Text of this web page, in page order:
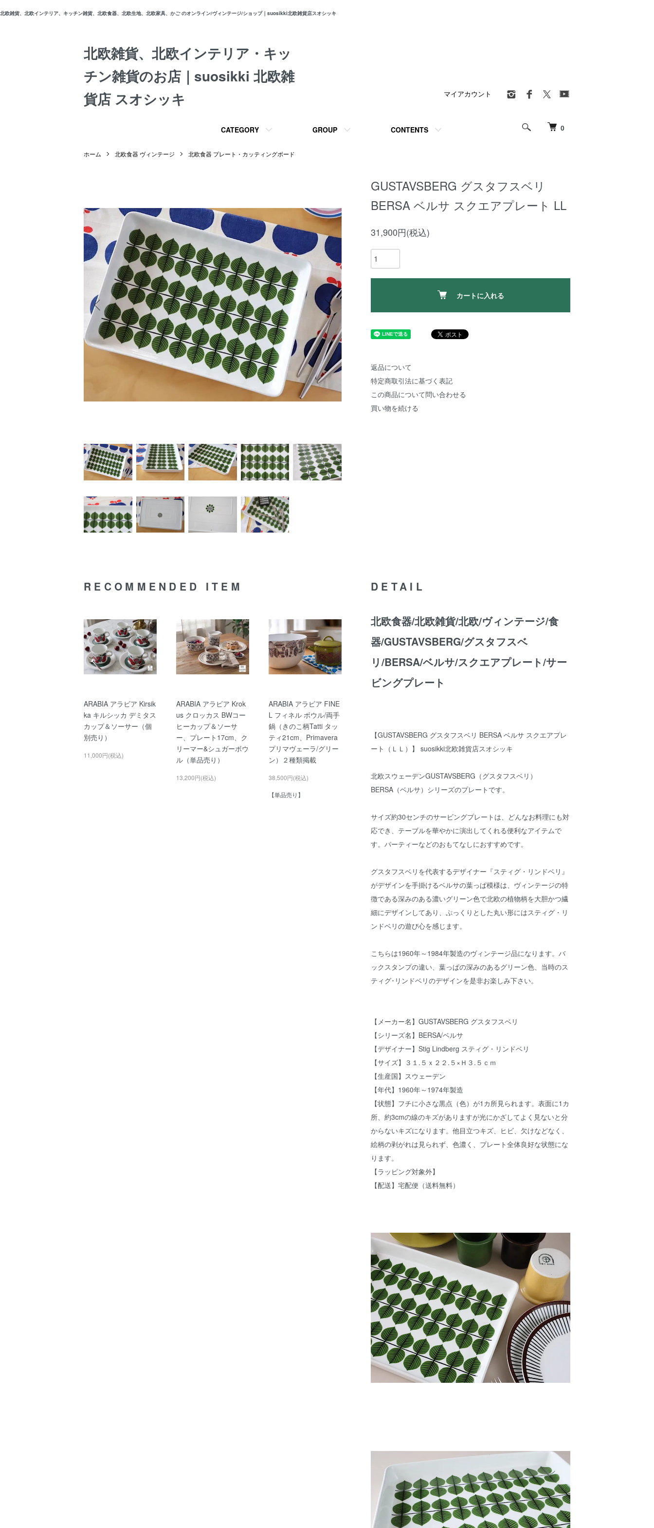
北欧雑貨、北欧インテリア、キッチン雑貨、北欧食器、北欧生地、北欧家具、かご のオンライン/ヴィンテージ/ショップ｜suosikki北欧雑貨店スオシッキ
北欧雑貨、北欧インテリア・キッ
チン雑貨のお店｜suosikki 北欧雑
貨店 スオシッキ
0
CATEGORY GROUP CONTENTS
マイアカウント
ホーム 北欧食器 ヴィンテージ 北欧食器 プレート・カッティングボード
GUSTAVSBERG グスタフスベリ
BERSA ベルサ スクエアプレート LL
31,900円(税込)
カートに入れる
返品について
特定商取引法に基づく表記
この商品について問い合わせる
買い物を続ける
DETAIL
北欧食器/北欧雑貨/北欧/ヴィンテージ/食
器/GUSTAVSBERG/グスタフスベ
リ/BERSA/ベルサ/スクエアプレート/サー
ビングプレート
【GUSTAVSBERG グスタフスベリ BERSA ベルサ スクエアプレ
ート（ＬＬ）】 suosikki北欧雑貨店スオシッキ
北欧スウェーデンGUSTAVSBERG（グスタフスベリ）
BERSA（ベルサ）シリーズのプレートです。
サイズ約30センチのサービングプレートは、どんなお料理にも対
応でき、テーブルを華やかに演出してくれる便利なアイテムで
す。パーティーなどのおもてなしにおすすめです。
グスタフスベリを代表するデザイナー『スティグ・リンドベリ』
がデザインを手掛けるベルサの葉っぱ模様は、ヴィンテージの特
徴である深みのある濃いグリーン色で北欧の植物柄を大胆かつ繊
細にデザインしてあり、ぷっくりとした丸い形にはスティグ・リ
ンドベリの遊び心を感じます。
こちらは1960年～1984年製造のヴィンテージ品になります。バ
ックスタンプの違い、葉っぱの深みのあるグリーン色、当時のス
ティグ･リンドベリのデザインを是非お楽しみ下さい。
【メーカー名】GUSTAVSBERG グスタフスベリ
【シリーズ名】BERSA/ベルサ
【デザイナー】Stig Lindberg スティグ・リンドベリ
【サイズ】３１.５ｘ２２.５×Ｈ３.５ｃｍ
【生産国】スウェーデン
【年代】1960年～1974年製造
【状態】フチに小さな黒点（色）が1カ所見られます。表面に1カ
所、約3cmの線のキズがありますが光にかざしてよく見ないと分
からないキズになります。他目立つキズ、ヒビ、欠けなどなく、
絵柄の剥がれは見られず、色濃く、プレート全体良好な状態にな
ります。
【ラッピング対象外】
【配送】宅配便（送料無料）
RECOMMENDED ITEM
ARABIA アラビア Kirsik
ka キルシッカ デミタス
カップ＆ソーサー（個
別売り）
11,000円(税込)
ARABIA アラビア Krok
us クロッカス BWコー
ヒーカップ＆ソーサ
ー、プレート17cm、ク
リーマー&シュガーボウ
ル（単品売り）
13,200円(税込)
ARABIA アラビア FINE
L フィネル ボウル/両手
鍋（きのこ柄Tatti タッ
ティ21cm、Primavera
プリマヴェーラ/グリー
ン）２種類掲載
38,500円(税込)
【単品売り】